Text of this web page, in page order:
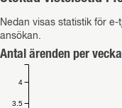
Nedan visas statistik för
ansökan.
Antal ärenden per vecka
3.5
4